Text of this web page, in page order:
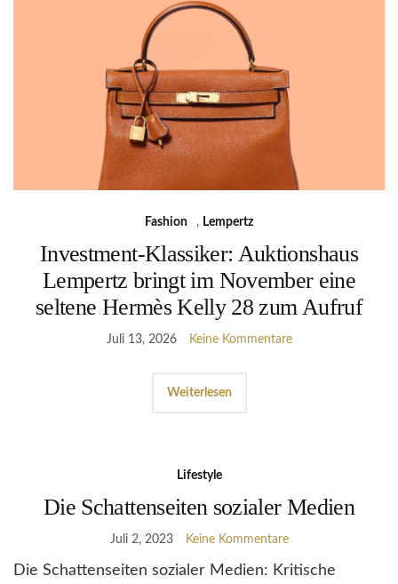
Fashion , Lempertz
Investment-Klassiker: Auktionshaus
Lempertz bringt im November eine
seltene Hermès Kelly 28 zum Aufruf
Juli 13, 2026 Keine Kommentare
Weiterlesen
Lifestyle
Die Schattenseiten sozialer Medien
Juli 2, 2023 Keine Kommentare
Die Schattenseiten sozialer Medien: Kritische